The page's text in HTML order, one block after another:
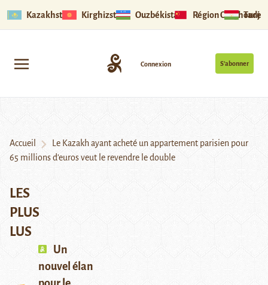
Kazakhstan Kirghizstan Ouzbékistan Région Ouïghoure
S’abonner
Connexion
Accueil
Le Kazakh ayant acheté un appartement parisien pour
65 millions d’euros veut le revendre le double
LES
PLUS
LUS
Un
nouvel élan